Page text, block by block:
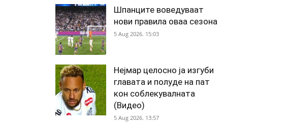
Шпанците воведуваат
нови правила оваа сезона
5 Aug 2026. 15:03
Нејмар целосно ја изгуби
главата и полуде на пат
кон соблекувалната
(Видео)
5 Aug 2026. 13:57